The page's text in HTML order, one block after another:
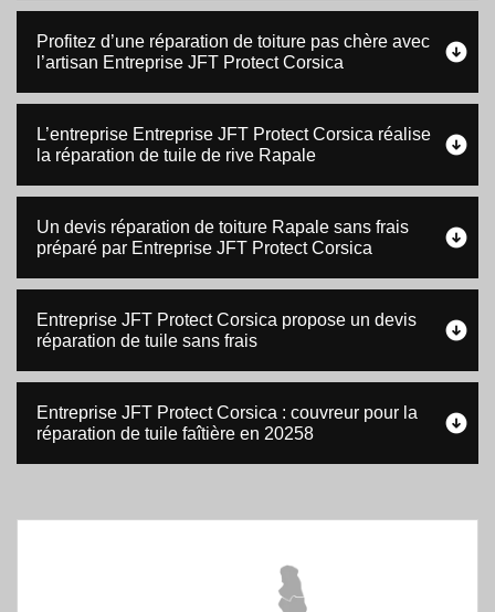
Profitez d’une réparation de toiture pas chère avec
l’artisan Entreprise JFT Protect Corsica
L’entreprise Entreprise JFT Protect Corsica réalise
la réparation de tuile de rive Rapale
Un devis réparation de toiture Rapale sans frais
préparé par Entreprise JFT Protect Corsica
Entreprise JFT Protect Corsica propose un devis
réparation de tuile sans frais
Entreprise JFT Protect Corsica : couvreur pour la
réparation de tuile faîtière en 20258